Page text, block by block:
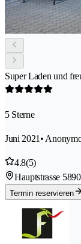
Super Laden und
5 Sterne
Juni 2021 •
4.8(5)
Hauptstrasse 58
Termin reservieren